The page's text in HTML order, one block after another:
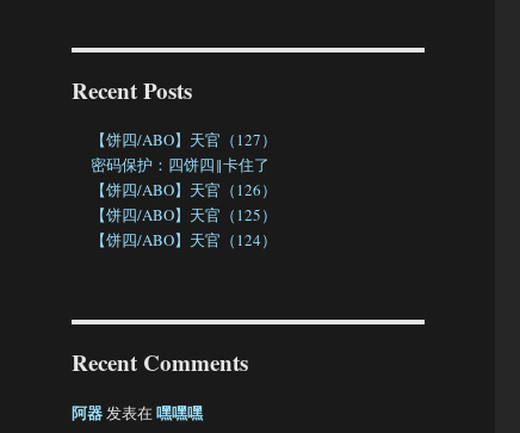
Recent Posts
【饼四/ABO】天官（127）
密码保护：四饼四‖卡住了
【饼四/ABO】天官（126）
【饼四/ABO】天官（125）
【饼四/ABO】天官（124）
Recent Comments
阿器发表在嘿嘿嘿